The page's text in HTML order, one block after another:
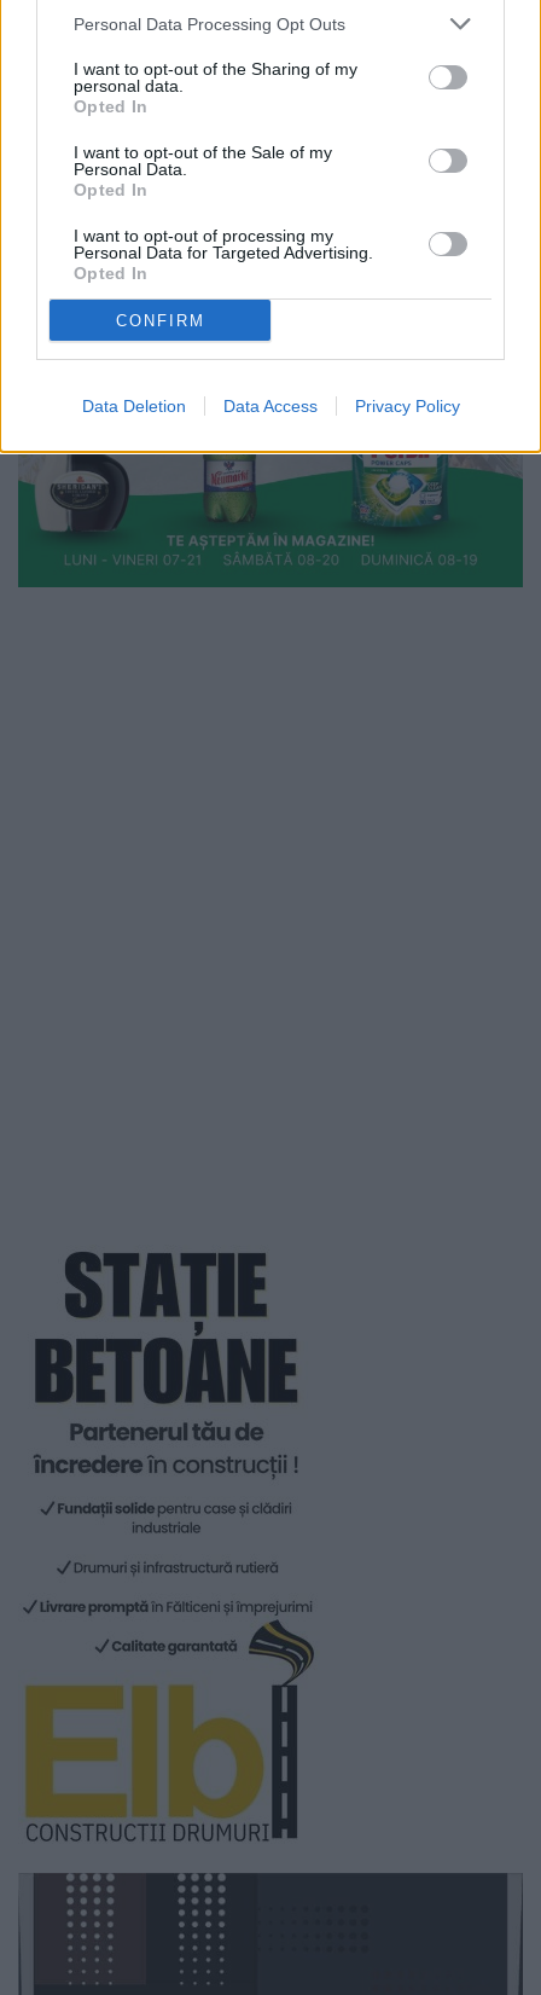
Personal Data Processing Opt Outs
I want to opt-out of the Sharing of my
personal data.
Opted In
I want to opt-out of the Sale of my
Personal Data.
Opted In
I want to opt-out of processing my
Personal Data for Targeted Advertising.
Opted In
CONFIRM
Data Deletion Data Access Privacy Policy